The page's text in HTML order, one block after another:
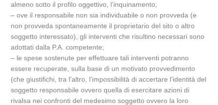
almeno sotto il profilo oggettivo, l’inquinamento;
– ove il responsabile non sia individuabile o non provveda (e
non provveda spontaneamente il proprietario del sito o altro
soggetto interessato), gli interventi che risultino necessari sono
adottati dalla P.A. competente;
– le spese sostenute per effettuare tali interventi potranno
essere recuperate, sulla base di un motivato provvedimento
(che giustifichi, tra l’altro, l’impossibilità di accertare l’identità del
soggetto responsabile ovvero quella di esercitare azioni di
rivalsa nei confronti del medesimo soggetto ovvero la loro